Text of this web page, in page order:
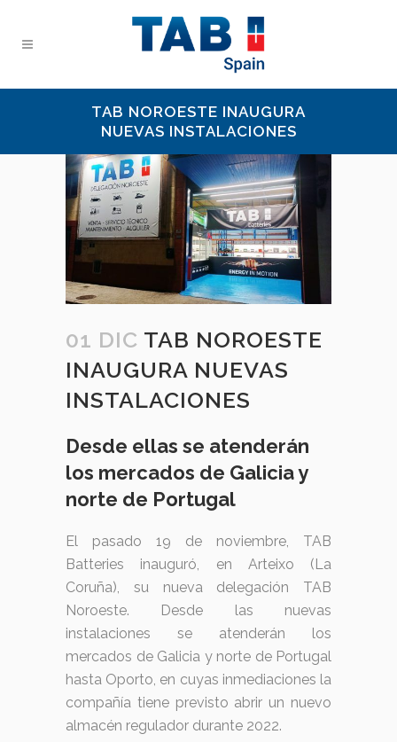
TAB NOROESTE INAUGURA
NUEVAS INSTALACIONES
01 DIC TAB NOROESTE
INAUGURA NUEVAS
INSTALACIONES
Desde ellas se atenderán
los mercados de Galicia y
norte de Portugal
El pasado 19 de noviembre, TAB
Batteries inauguró, en Arteixo (La
Coruña), su nueva delegación TAB
Noroeste. Desde las nuevas
instalaciones se atenderán los
mercados de Galicia y norte de Portugal
hasta Oporto, en cuyas inmediaciones la
compañía tiene previsto abrir un nuevo
almacén regulador durante 2022.